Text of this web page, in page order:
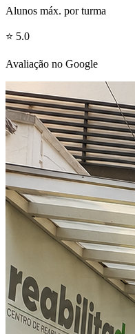
Alunos máx. por turma
⭐ 5.0
Avaliação no Google